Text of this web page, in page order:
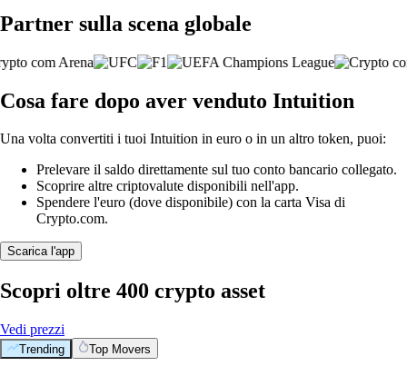
Partner sulla scena globale
Cosa fare dopo aver venduto Intuition
Una volta convertiti i tuoi Intuition in euro o in un altro token, puoi:
Prelevare il saldo direttamente sul tuo conto bancario collegato.
Scoprire altre criptovalute disponibili nell'app.
Spendere l'euro (dove disponibile) con la carta Visa di
Crypto.com.
Scarica l'app
Scopri oltre 400 crypto asset
Vedi prezzi
Trending Top Movers